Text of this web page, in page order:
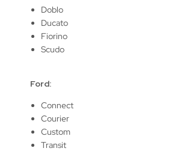
Doblo
Ducato
Fiorino
Scudo
Ford:
Connect
Courier
Custom
Transit